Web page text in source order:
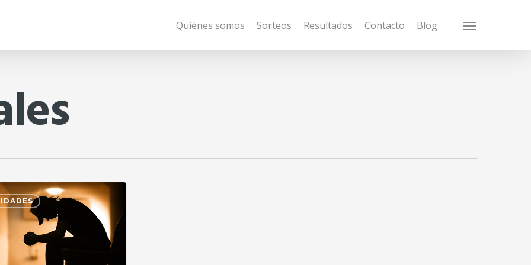
Quiénes somos Sorteos Resultados Contacto Blog Menu